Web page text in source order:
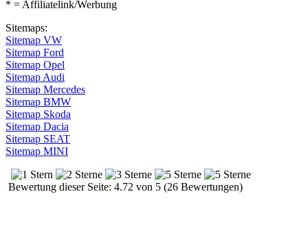
* = Affiliatelink/Werbung
Sitemaps:
Sitemap VW
Sitemap Ford
Sitemap Opel
Sitemap Audi
Sitemap Mercedes
Sitemap BMW
Sitemap Skoda
Sitemap Dacia
Sitemap SEAT
Sitemap MINI
Bewertung dieser Seite: 4.72 von 5 (26 Bewertungen)